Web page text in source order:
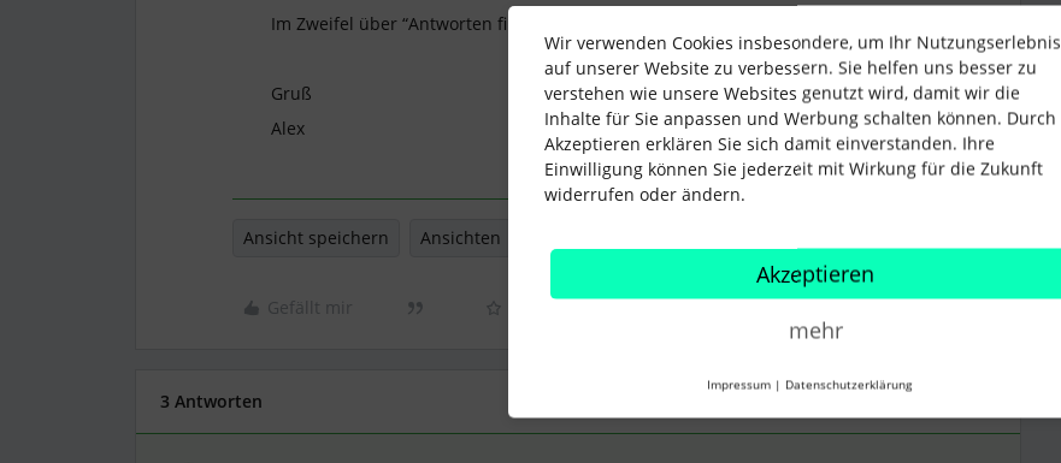
Im Zweifel über “Antworten finden” mal anfragen.
Gruß
Alex
Ansicht speichern Ansichten
Gefällt mir
3 Antworten
Wir verwenden Cookies insbesondere, um Ihr Nutzungserlebnis
auf unserer Website zu verbessern. Sie helfen uns besser zu
verstehen wie unsere Websites genutzt wird, damit wir die
Inhalte für Sie anpassen und Werbung schalten können. Durch
Akzeptieren erklären Sie sich damit einverstanden. Ihre
Einwilligung können Sie jederzeit mit Wirkung für die Zukunft
widerrufen oder ändern.
Akzeptieren
mehr
Impressum | Datenschutzerklärung